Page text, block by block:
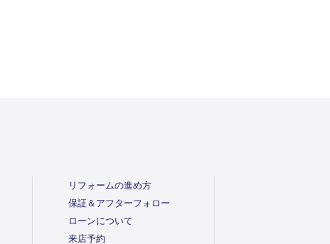
リフォームの進め方
保証＆アフターフォロー
ローンについて
来店予約